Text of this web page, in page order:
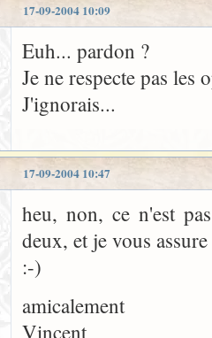
17-09-2004 10:09
Euh... pardon ?
Je ne respecte pas les
J'ignorais...
17-09-2004 10:47
heu, non, ce n'est
deux, et je vous
:-)
amicalement
Vincent